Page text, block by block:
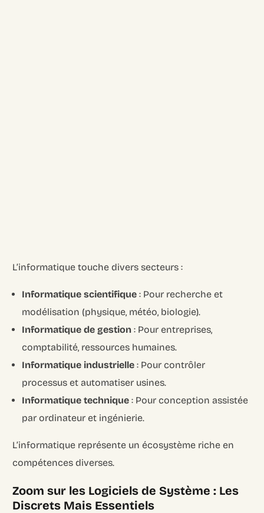
L’informatique touche divers secteurs :
Informatique scientifique : Pour recherche et
modélisation (physique, météo, biologie).
Informatique de gestion : Pour entreprises,
comptabilité, ressources humaines.
Informatique industrielle : Pour contrôler
processus et automatiser usines.
Informatique technique : Pour conception assistée
par ordinateur et ingénierie.
L’informatique représente un écosystème riche en
compétences diverses.
Zoom sur les Logiciels de Système : Les
Discrets Mais Essentiels